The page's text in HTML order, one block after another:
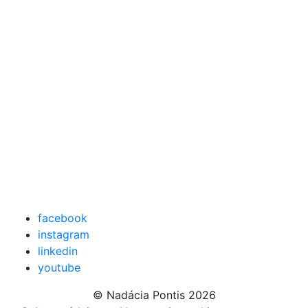
facebook
instagram
linkedin
youtube
© Nadácia Pontis 2026